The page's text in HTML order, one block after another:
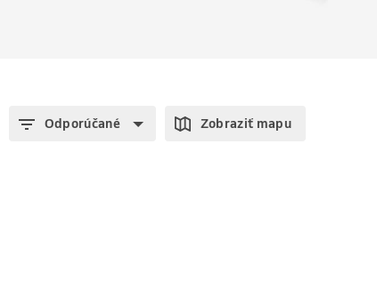
Odporúčané Zobraziť mapu